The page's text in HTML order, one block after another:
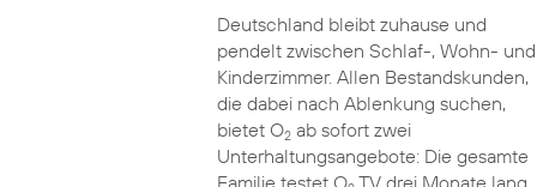
Deutschland bleibt zuhause und
pendelt zwischen Schlaf-, Wohn- und
Kinderzimmer. Allen Bestandskunden,
die dabei nach Ablenkung suchen,
bietet O2ab sofort zwei
Unterhaltungsangebote: Die gesamte
Familie testet O TV drei Monate lang